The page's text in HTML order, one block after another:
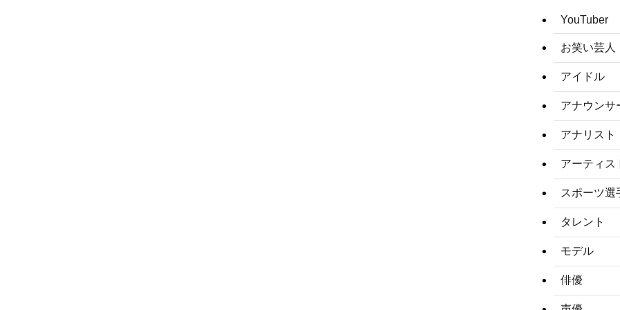
YouTuber
お笑い芸人
アイドル
アナウンサ
アナリスト
アーティス
スポーツ選
タレント
モデル
俳優